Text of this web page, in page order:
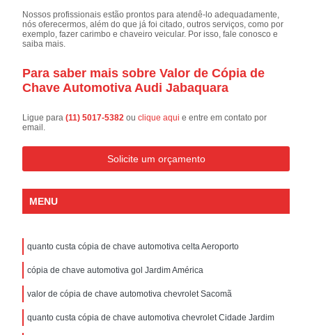
Nossos profissionais estão prontos para atendê-lo adequadamente,
nós oferecermos, além do que já foi citado, outros serviços, como por
exemplo, fazer carimbo e chaveiro veicular. Por isso, fale conosco e
saiba mais.
Para saber mais sobre Valor de Cópia de
Chave Automotiva Audi Jabaquara
Ligue para(11) 5017-5382ouclique aqui e entre em contato por
email.
Solicite um orçamento
MENU
quanto custa cópia de chave automotiva celta Aeroporto
cópia de chave automotiva gol Jardim América
valor de cópia de chave automotiva chevrolet Sacomã
quanto custa cópia de chave automotiva chevrolet Cidade Jardim